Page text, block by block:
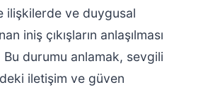
ilişkilerde ve duygusal
iniş çıkışların anlaşılması
Bu durumu anlamak, sevgili
iletişim ve güven